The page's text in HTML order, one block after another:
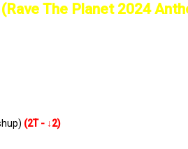
The Planet 2024
(2T - ↓2)